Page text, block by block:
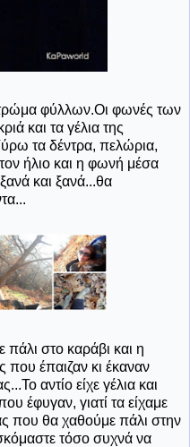
φύλλων.Οι φωνές των
και τα γέλια της
τα δέντρα, πελώρια,
ήλιο και η φωνή μέσα
και ξανά...θα
στο καράβι και η
που έπαιζαν κι έκαναν
αντίο είχε γέλια και
έφυγαν, γιατί τα είχαμε
που θα χαθούμε πάλι στην
τόσο συχνά να